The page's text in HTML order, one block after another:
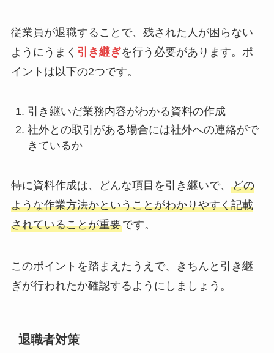
従業員が退職することで、残された人が困らない
ようにうまく 引き継ぎを行う必要があります。ポ
イントは以下の2つです。
引き継いだ業務内容がわかる資料の作成
社外との取引がある場合には社外への連絡がで
きているか
特に資料作成は、どんな項目を引き継いで、 どの
ような作業方法かということがわかりやすく記載
されていることが重要です。
このポイントを踏まえたうえで、きちんと引き継
ぎが行われたか確認するようにしましょう。
退職者対策